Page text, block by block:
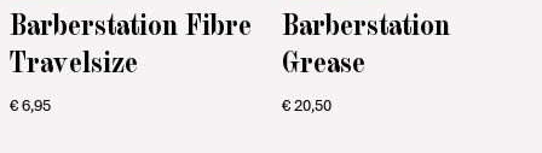
Barberstation Fibre
Travelsize
€6,95
Barberstation
Grease
€20,50